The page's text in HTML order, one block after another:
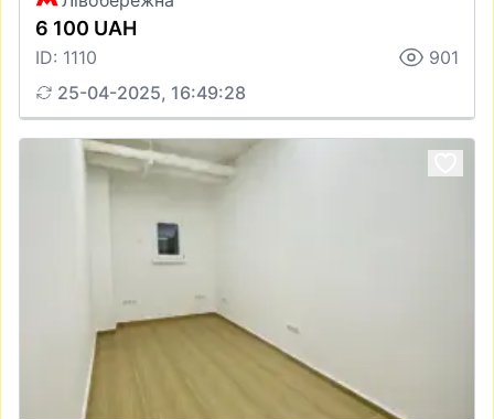
6 100 UAH
ID: 1110
901
25-04-2025, 16:49:28